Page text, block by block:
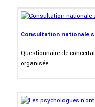
Consultation nationale
Questionnaire de
organisée...